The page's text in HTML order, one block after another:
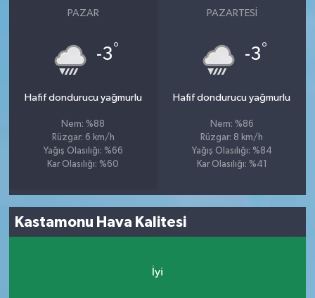
PAZAR
-3°
Hafif dondurucu yağmurlu
Nem: %88
Rüzgar: 6 km/h
Yağış Olasılığı: %66
Kar Olasılığı: %60
PAZARTESI
-3°
Hafif dondurucu yağmurlu
Nem: %86
Rüzgar: 8 km/h
Yağış Olasılığı: %84
Kar Olasılığı: %41
Kastamonu Hava Kalitesi
İyi